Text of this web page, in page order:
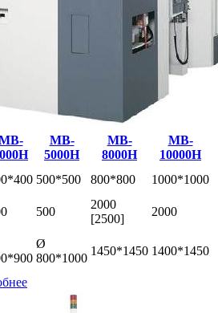
MB-
5000H
MB-
8000H
MB-
10000H
500*500 800*800
1000*1000
500
2000
[2500]
2000
Ø
800*1000
1450*1450 1400*1450